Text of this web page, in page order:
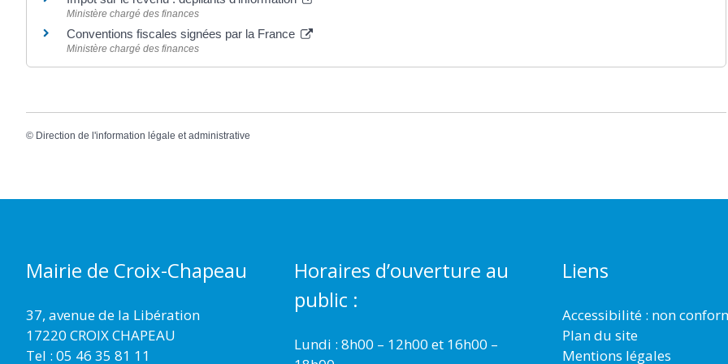
Ministère chargé des finances
Conventions fiscales signées par la France
Ministère chargé des finances
© Direction de l'information légale et administrative
Mairie de Croix-Chapeau
37, avenue de la Libération
17220 CROIX CHAPEAU
Tel : 05 46 35 81 11
Horaires d’ouverture au
public :
Lundi : 8h00 – 12h00 et 16h00 –
Liens
Accessibilité : non
Plan du site
Mentions légales